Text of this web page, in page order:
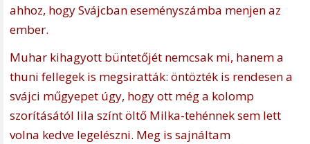
ahhoz, hogy Svájcban eseményszámba menjen az
ember.
Muhar kihagyott büntetőjét nemcsak mi, hanem a
thuni fellegek is megsiratták: öntözték is rendesen a
svájci műgyepet úgy, hogy ott még a kolomp
szorításától lila színt öltő Milka-tehénnek sem lett
volna kedve legelészni. Meg is sajnáltam